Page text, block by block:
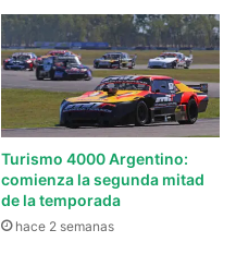
Turismo 4000 Argentino:
comienza la segunda mitad
de la temporada
hace 2 semanas